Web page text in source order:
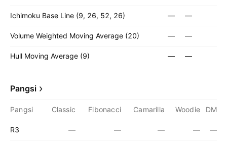
Ichimoku Base Line (9, 26, 52, 26) — —
Volume Weighted Moving Average (20) — —
Hull Moving Average (9) — —
Pangsi
Pangsi Classic Fibonacci Camarilla Woodie DM
R3 — — — — —